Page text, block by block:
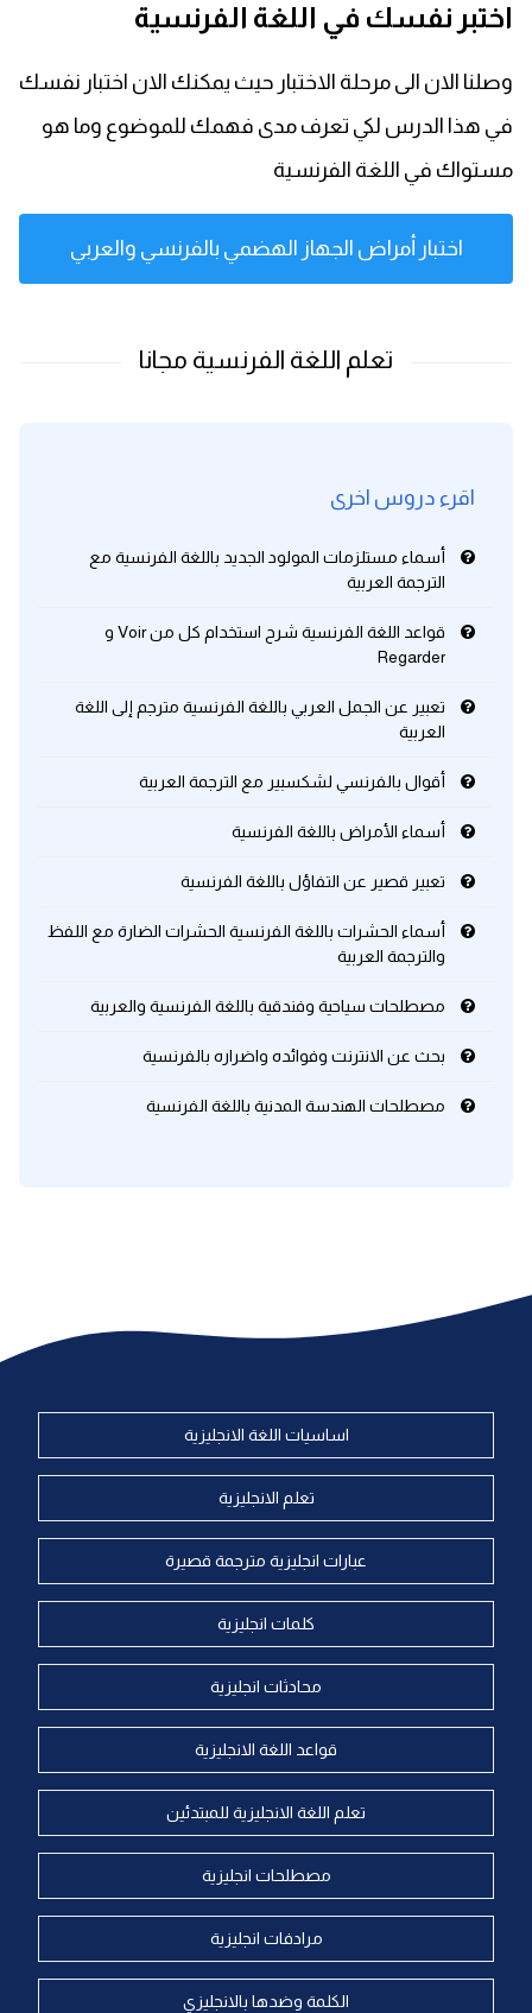
اختبر نفسك في اللغة الفرنسية
وصلنا الان الى مرحلة الاختبار حيث يمكنك الان اختبار نفسك
في هذا الدرس لكي تعرف مدى فهمك للموضوع وما هو
مستواك في اللغة الفرنسية
اختبار أمراض الجهاز الهضمي بالفرنسي والعربي
اقرء دروس اخرى
أسماء مستلزمات المولود الجديد باللغة الفرنسية مع
الترجمة العربية
قواعد اللغة الفرنسية شرح استخدام كل من Voir و
Regarder
تعبير عن الجمل العربي باللغة الفرنسية مترجم إلى اللغة
العربية
أقوال بالفرنسي لشكسبير مع الترجمة العربية
أسماء الأمراض باللغة الفرنسية
تعبير قصير عن التفاؤل باللغة الفرنسية
أسماء الحشرات باللغة الفرنسية الحشرات الضارة مع اللفظ
والترجمة العربية
مصطلحات سياحية وفندقية باللغة الفرنسية والعربية
بحث عن الانترنت وفوائده واضراره بالفرنسية
مصطلحات الهندسة المدنية باللغة الفرنسية
اساسيات اللغة الانجليزية
تعلم الانجليزية
عبارات انجليزية مترجمة قصيرة
كلمات انجليزية
محادثات انجليزية
قواعد اللغة الانجليزية
تعلم اللغة الانجليزية للمبتدئين
مصطلحات انجليزية
مرادفات انجليزية
الكلمة وضدها بالانجليزي